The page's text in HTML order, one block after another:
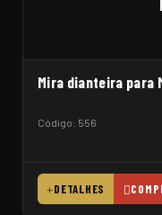
Mira dianteira para
Código: 556
DETALHES